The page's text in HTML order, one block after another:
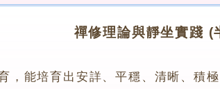
禪修理論與靜坐實踐 (
，能培育出安詳、平穩、清晰、積